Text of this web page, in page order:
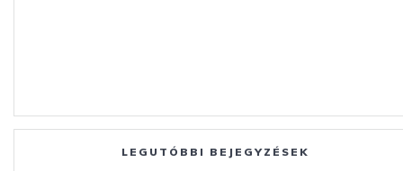
LEGUTÓBBI BEJEGYZÉSEK